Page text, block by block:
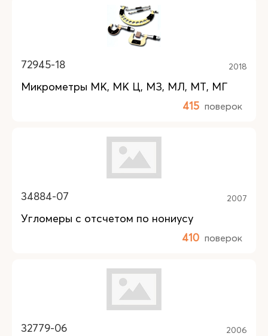
72945-18 2018
Микрометры МК, МК Ц, МЗ, МЛ, МТ, МГ
415 поверок
34884-07 2007
Угломеры с отсчетом по нониусу
410 поверок
32779-06 2006